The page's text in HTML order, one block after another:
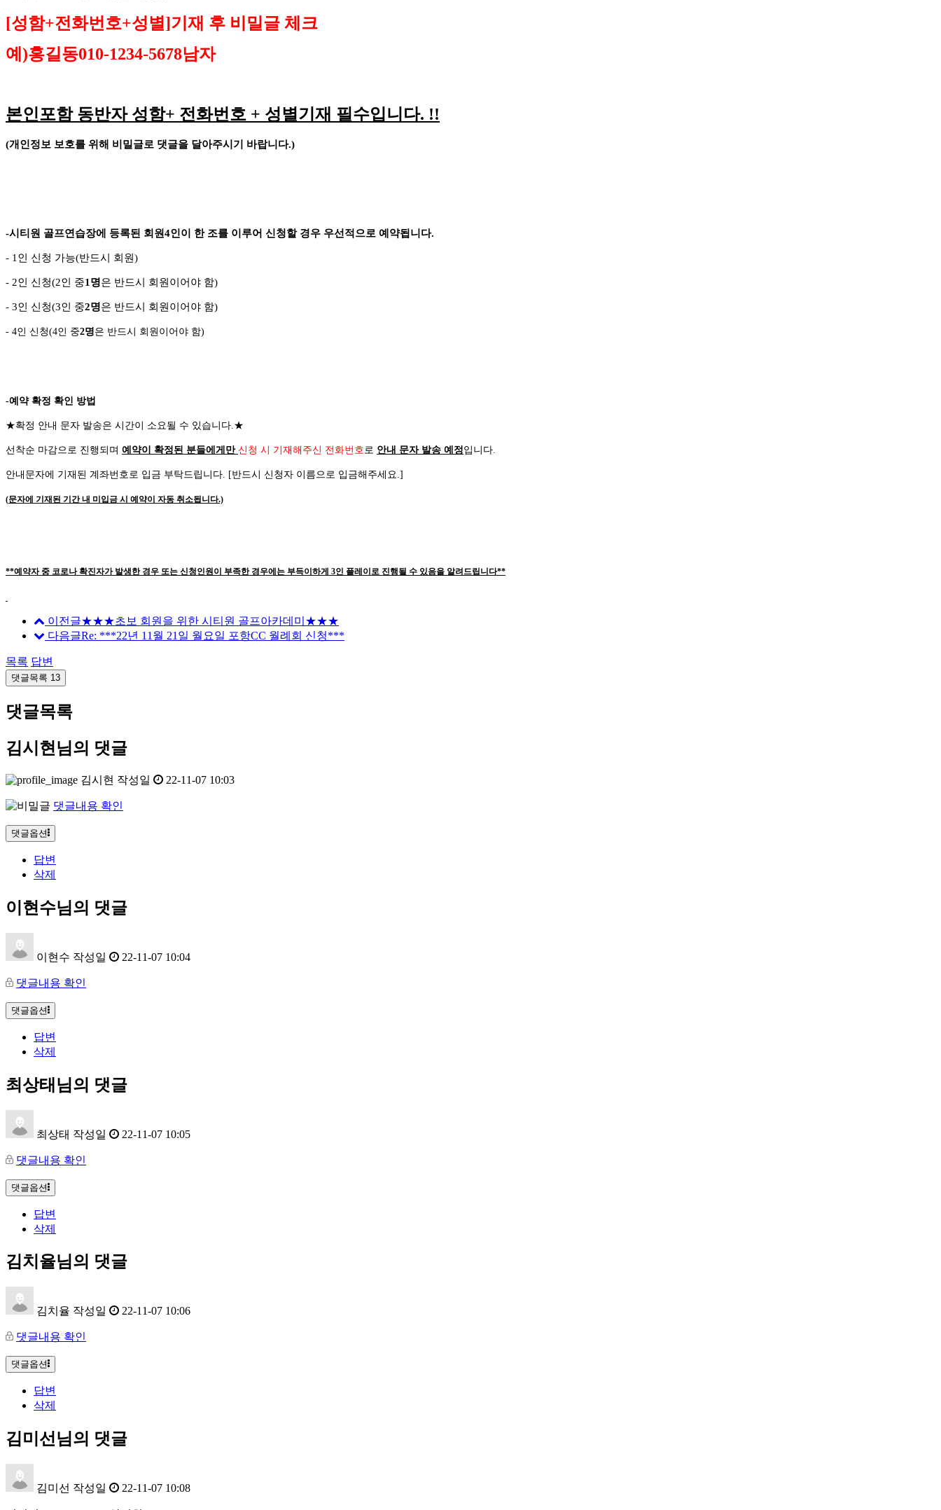
[성함+전화번호+성별]기재 후 비밀글 체크
예 )홍길동010-1234-5678남자
본인포함 동반자 성함+ 전화번호 + 성별기재 필수입니다. !!
(개인정보 보호를 위해 비밀글로 댓글을 달아주시기 바랍니다.)
-시티원 골프연습장에 등록된 회원4인이 한 조를 이루어 신청할 경우 우선적으로 예약됩니다.
- 1인 신청 가능(반드시 회원)
- 2인 신청(2인 중1명은 반드시 회원이어야 함)
- 3인 신청(3인 중2명은 반드시 회원이어야 함)
- 4인 신청(4인 중2명은 반드시 회원이어야 함)
-예약 확정 확인 방법
★확정 안내 문자 발송은 시간이 소요될 수 있습니다.★
선착순 마감으로 진행되며 예약이 확정된 분들에게만 신청 시 기재해주신 전화번호로 안내 문자 발송 예정입니다.
안내문자에 기재된 계좌번호로 입금 부탁드립니다. [반드시 신청자 이름으로 입금해주세요.]
(문자에 기재된 기간 내 미입금 시 예약이 자동 취소됩니다.)
**예약자 중 코로나 확진자가 발생한 경우 또는 신청인원이 부족한 경우에는 부득이하게 3인 플레이로 진행될 수 있음을 알려드립니다**
이전글★★★초보 회원을 위한 시티원 골프아카데미★★★
다음글Re: ***22년 11월 21일 월요일 포항CC 월례회 신청***
목록 답변
댓글목록 13
댓글목록
김시현님의 댓글
김시현 작성일 22-11-07 10:03
댓글내용 확인
댓글옵션
답변
삭제
이현수님의 댓글
이현수 작성일 22-11-07 10:04
댓글내용 확인
댓글옵션
답변
삭제
최상태님의 댓글
최상태 작성일 22-11-07 10:05
댓글내용 확인
댓글옵션
답변
삭제
김치율님의 댓글
김치율 작성일 22-11-07 10:06
댓글내용 확인
댓글옵션
답변
삭제
김미선님의 댓글
김미선 작성일 22-11-07 10:08